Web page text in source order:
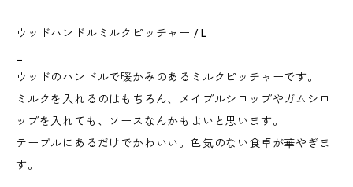
ウッドハンドルミルクピッチャー / L
ウッドのハンドルで暖かみのあるミルクピッチャーです。
ミルクを入れるのはもちろん、メイプルシロップやガムシロ
ップを入れても、ソースなんかもよいと思います。
テーブルにあるだけでかわいい。色気のない食卓が華やぎま
す。